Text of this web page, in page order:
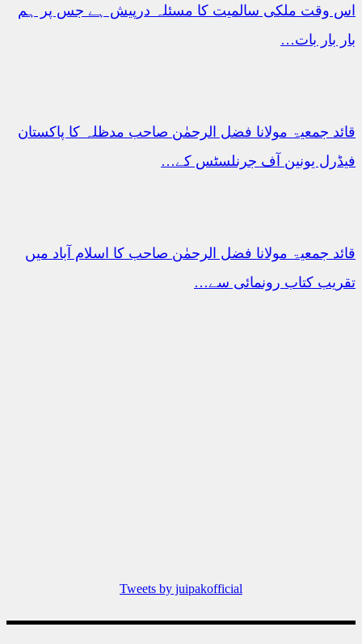
اس وقت ملکی سالمیت کا مسئلہ درپیش ہے جس پر ہم
بار بار بات…
قائد جمعیۃ مولانا فضل الرحمٰن صاحب مدظلہ کا پاکستان
فیڈرل یونین آف جرنلسٹس کے…
قائد جمعیۃ مولانا فضل الرحمٰن صاحب کا اسلام آباد میں
تقریب کتاب رونمائی سے…
Tweets by juipakofficial